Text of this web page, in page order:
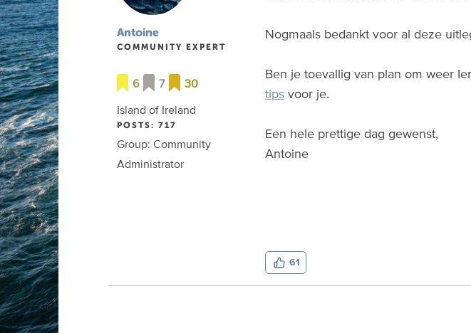
Antoine
COMMUNITY EXPERT
6 7
30
Island of Ireland
POSTS: 717
Group: Community
Administrator
Nogmaals bedankt voor al deze
Ben je toevallig van plan om weer
tipsvoor je.
Een hele prettige dag gewenst,
Antoine
61